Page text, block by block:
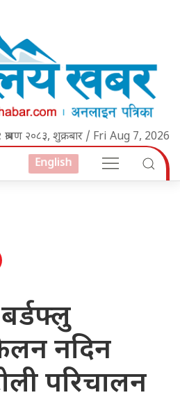
श्रावण २०८३, शुक्रबार / Fri Aug 7, 2026
English
नदिन
परिचालन